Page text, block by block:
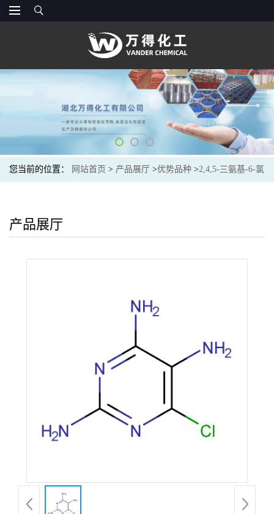
您当前的位置： 网站首页 > 产品展厅 >优势品种 >2,4,5-三氨基-6-氯
产品展厅